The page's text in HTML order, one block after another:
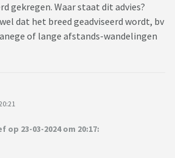
gekregen. Waar staat dit advies?
dat het breed geadviseerd wordt, bv
of lange afstands-wandelingen
23-03-2024 om 20:17: